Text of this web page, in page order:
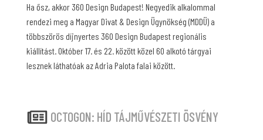
Ha ősz, akkor 360 Design Budapest! Negyedik alkalommal
rendezi meg a Magyar Divat & Design Ügynökség (MDDÜ) a
többszörös díjnyertes 360 Design Budapest regionális
kiállítást. Október 17. és 22. között közel 60 alkotó tárgyai
lesznek láthatóak az Adria Palota falai között.
OCTOGON: HÍD TÁJMŰVÉSZETI ÖSVÉNY